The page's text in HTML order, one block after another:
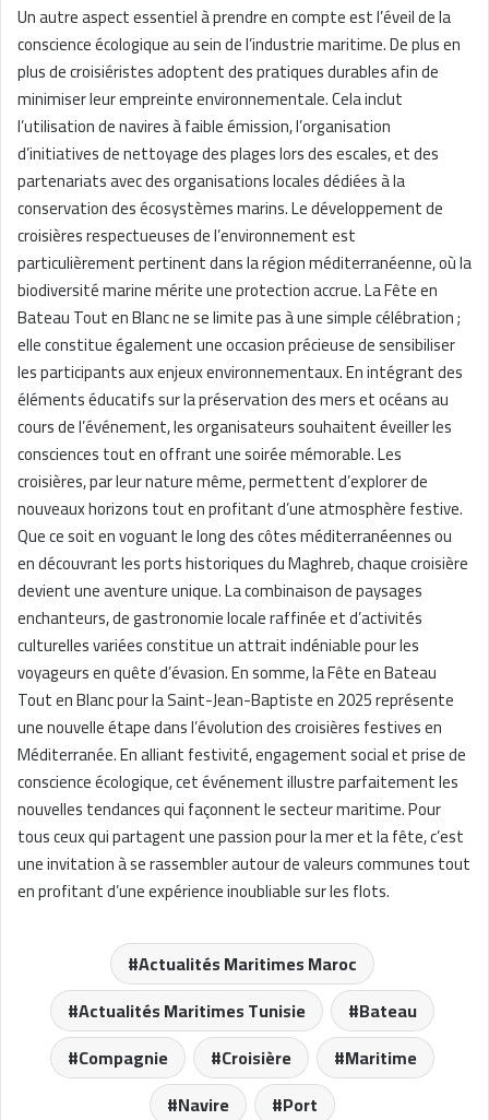
Un autre aspect essentiel à prendre en compte est l’éveil de la
conscience écologique au sein de l’industrie maritime. De plus en
plus de croisiéristes adoptent des pratiques durables afin de
minimiser leur empreinte environnementale. Cela inclut
l’utilisation de navires à faible émission, l’organisation
d’initiatives de nettoyage des plages lors des escales, et des
partenariats avec des organisations locales dédiées à la
conservation des écosystèmes marins. Le développement de
croisières respectueuses de l’environnement est
particulièrement pertinent dans la région méditerranéenne, où la
biodiversité marine mérite une protection accrue. La Fête en
Bateau Tout en Blanc ne se limite pas à une simple célébration ;
elle constitue également une occasion précieuse de sensibiliser
les participants aux enjeux environnementaux. En intégrant des
éléments éducatifs sur la préservation des mers et océans au
cours de l’événement, les organisateurs souhaitent éveiller les
consciences tout en offrant une soirée mémorable. Les
croisières, par leur nature même, permettent d’explorer de
nouveaux horizons tout en profitant d’une atmosphère festive.
Que ce soit en voguant le long des côtes méditerranéennes ou
en découvrant les ports historiques du Maghreb, chaque croisière
devient une aventure unique. La combinaison de paysages
enchanteurs, de gastronomie locale raffinée et d’activités
culturelles variées constitue un attrait indéniable pour les
voyageurs en quête d’évasion. En somme, la Fête en Bateau
Tout en Blanc pour la Saint-Jean-Baptiste en 2025 représente
une nouvelle étape dans l’évolution des croisières festives en
Méditerranée. En alliant festivité, engagement social et prise de
conscience écologique, cet événement illustre parfaitement les
nouvelles tendances qui façonnent le secteur maritime. Pour
tous ceux qui partagent une passion pour la mer et la fête, c’est
une invitation à se rassembler autour de valeurs communes tout
en profitant d’une expérience inoubliable sur les flots.
Actualités Maritimes Maroc
Actualités Maritimes Tunisie
Bateau
Compagnie
Croisière
Maritime
Navire
Port